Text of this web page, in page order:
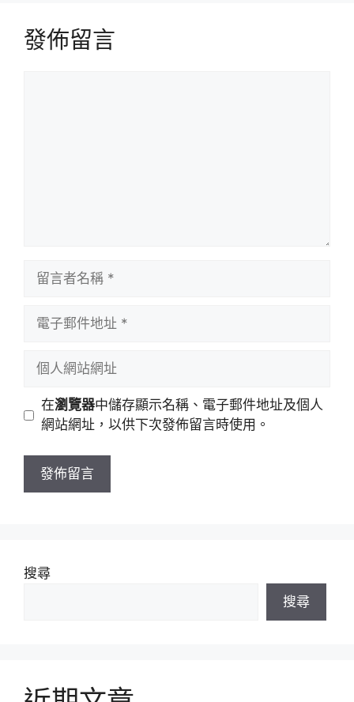
發佈留言
址
站
址
在瀏覽器中儲存顯示名稱、電子郵件地址及個人
網站網址，以供下次發佈留言時使用。
搜尋
搜尋